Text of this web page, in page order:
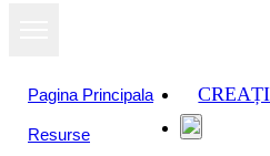
Pagina Principala
Resurse